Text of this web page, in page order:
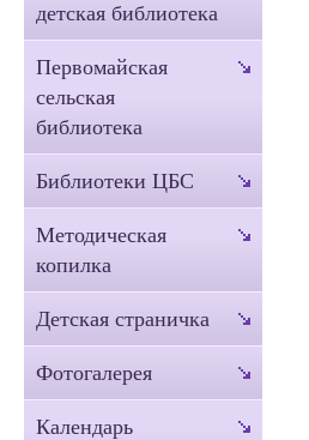
детская библиотека
Первомайская
сельская
библиотека
Библиотеки ЦБС
Методическая
копилка
Детская страничка
Фотогалерея
Календарь